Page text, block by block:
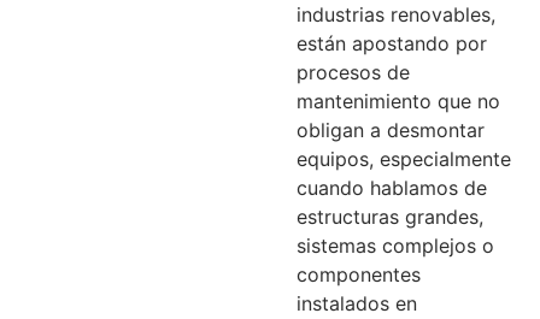
industrias renovables,
están apostando por
procesos de
mantenimiento que no
obligan a desmontar
equipos, especialmente
cuando hablamos de
estructuras grandes,
sistemas complejos o
componentes
instalados en